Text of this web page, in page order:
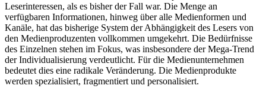
Leserinteressen, als es bisher der Fall war. Die Menge an
verfügbaren Informationen, hinweg über alle Medienformen und
Kanäle, hat das bisherige System der Abhängigkeit des Lesers von
den Medienproduzenten vollkommen umgekehrt. Die Bedürfnisse
des Einzelnen stehen im Fokus, was insbesondere der Mega-Trend
der Individualisierung verdeutlicht. Für die Medienunternehmen
bedeutet dies eine radikale Veränderung. Die Medienprodukte
werden spezialisiert, fragmentiert und personalisiert.